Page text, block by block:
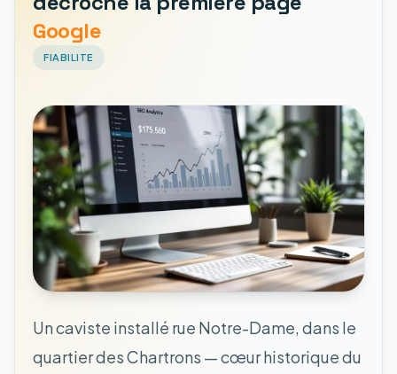
Google
FIABILITE
Un caviste installé rue Notre-Dame, dans le
quartier des Chartrons — cœur historique du